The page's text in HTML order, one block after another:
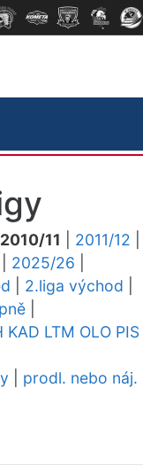
2010/11 2011/12
2025/26
2.liga východ
KAD LTM OLO PIS
prodl. nebo náj.